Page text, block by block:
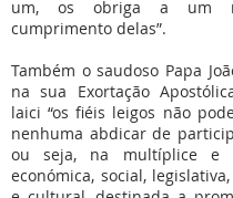
um, os obriga a um
cumprimento delas”.
Também o saudoso Papa
na sua Exortação
laici “os fiéis leigos não
nenhuma abdicar de
ou seja, na multíplice e
económica, social,